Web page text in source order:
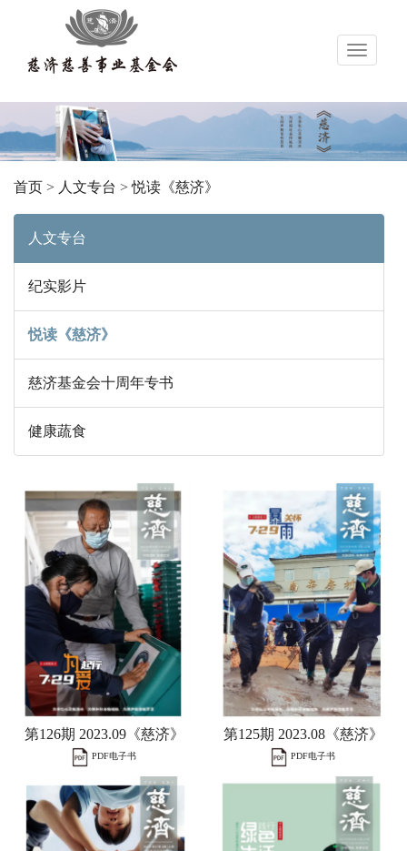
导
首页 > 人文专台 >悦读《慈济》
人文专台
纪实影片
悦读《慈济》
慈济基金会十周年专书
健康蔬食
第126期 2023.09《慈济》
PDF电子书
第125期 2023.08《慈济》
PDF电子书